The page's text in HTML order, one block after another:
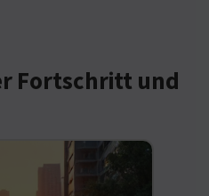
Fortschritt und